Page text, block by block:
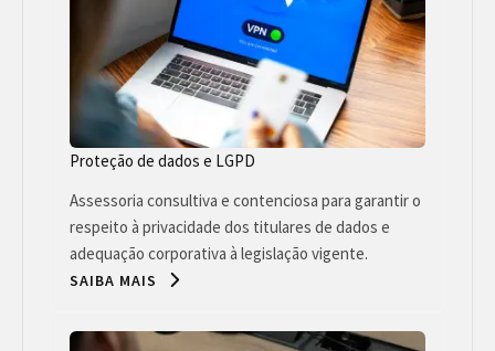
Proteção de dados e LGPD
Assessoria consultiva e contenciosa para garantir o
respeito à privacidade dos titulares de dados e
adequação corporativa à legislação vigente.
SAIBA MAIS